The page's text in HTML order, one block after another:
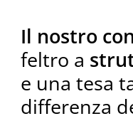
Il nostro
feltro a
e una tesa
differenza